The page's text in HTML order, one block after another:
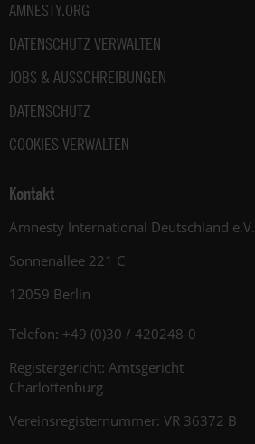
AMNESTY.ORG
DATENSCHUTZ VERWALTEN
JOBS & AUSSCHREIBUNGEN
DATENSCHUTZ
COOKIES VERWALTEN
Kontakt
Amnesty International Deutschland e.V.
Sonnenallee 221 C
12059 Berlin
Telefon: +49 (0)30 / 420248-0
Registergericht: Amtsgericht
Charlottenburg
Vereinsregisternummer: VR 36372 B